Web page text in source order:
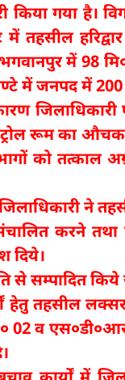
किया गया है।
में तहसील
में 98
में जनपद में 200
रूम का औचक
को तत्काल
ने
संचालित करने
दिये।
से
हेतु तहसील
व